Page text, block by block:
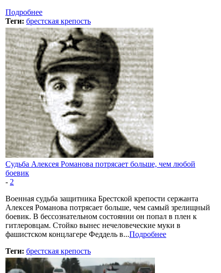
Подробнее
Теги: брестская крепость
Судьба Алексея Романова потрясает больше, чем любой
боевик
- 2
Военная судьба защитника Брестской крепости сержанта
Алексея Романова потрясает больше, чем самый зрелищный
боевик. В бессознательном состоянии он попал в плен к
гитлеровцам. Стойко вынес нечеловеческие муки в
фашистском концлагере Феддель в...Подробнее
Теги: брестская крепость